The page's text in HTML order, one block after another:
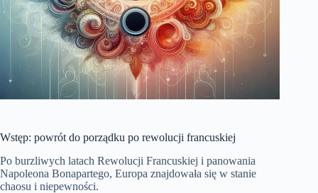
Wstęp: powrót do porządku po rewolucji francuskiej
Po burzliwych latach Rewolucji Francuskiej i panowania
Napoleona Bonapartego, Europa znajdowała się w stanie
chaosu i niepewności.